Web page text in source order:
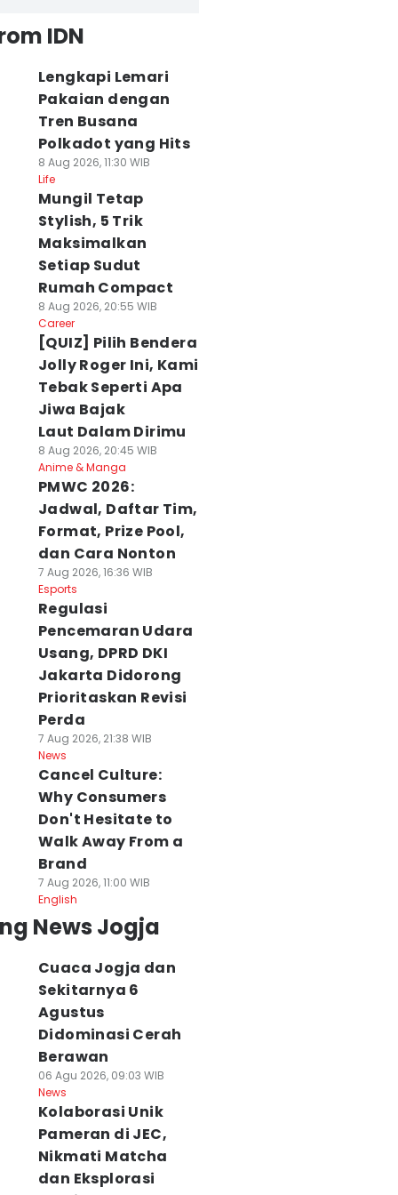
IDN
Lengkapi Lemari
Pakaian dengan
Tren Busana
Polkadot yang Hits
8 Aug 2026, 11:30 WIB
Life
Mungil Tetap
Stylish, 5 Trik
Maksimalkan
Setiap Sudut
Rumah Compact
8 Aug 2026, 20:55 WIB
Career
[QUIZ] Pilih Bendera
Jolly Roger Ini, Kami
Tebak Seperti Apa
Jiwa Bajak
Laut Dalam Dirimu
8 Aug 2026, 20:45 WIB
Anime & Manga
PMWC 2026:
Jadwal, Daftar Tim,
Format, Prize Pool,
dan Cara Nonton
7 Aug 2026, 16:36 WIB
Esports
Regulasi
Pencemaran Udara
Usang, DPRD DKI
Jakarta Didorong
Prioritaskan Revisi
Perda
7 Aug 2026, 21:38 WIB
News
Cancel Culture:
Why Consumers
Don't Hesitate to
Walk Away From a
Brand
7 Aug 2026, 11:00 WIB
English
News Jogja
Cuaca Jogja dan
Sekitarnya 6
Agustus
Didominasi Cerah
Berawan
06 Agu 2026, 09:03 WIB
News
Kolaborasi Unik
Pameran di JEC,
Nikmati Matcha
dan Eksplorasi